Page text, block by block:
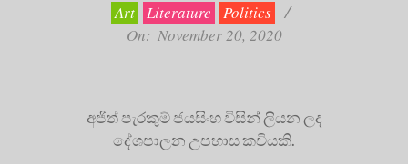
Art Literature
Politics
On: November 20, 2020
අජිත් පැරකුම් ජයසිංහ විසින් ලියන ලද
දේශපාලන උපහාස කවියකි.